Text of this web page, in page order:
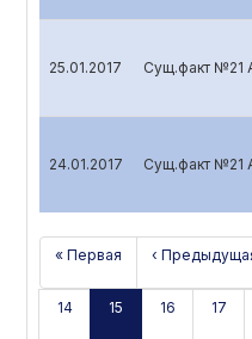
25.01.2017 Сущ.факт №21
24.01.2017 Сущ.факт №21
« Первая ‹
14 15 16 17